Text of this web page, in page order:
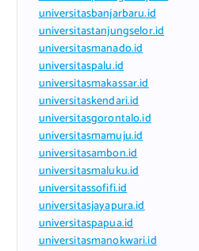
universitasbanjarbaru.id
universitastanjungselor.id
universitasmanado.id
universitaspalu.id
universitasmakassar.id
universitaskendari.id
universitasgorontalo.id
universitasmamuju.id
universitasambon.id
universitasmaluku.id
universitassofifi.id
universitasjayapura.id
universitaspapua.id
universitasmanokwari.id